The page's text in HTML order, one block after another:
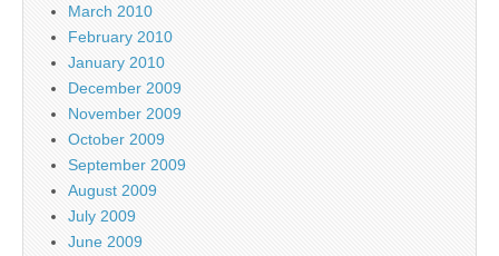
March 2010
February 2010
January 2010
December 2009
November 2009
October 2009
September 2009
August 2009
July 2009
June 2009